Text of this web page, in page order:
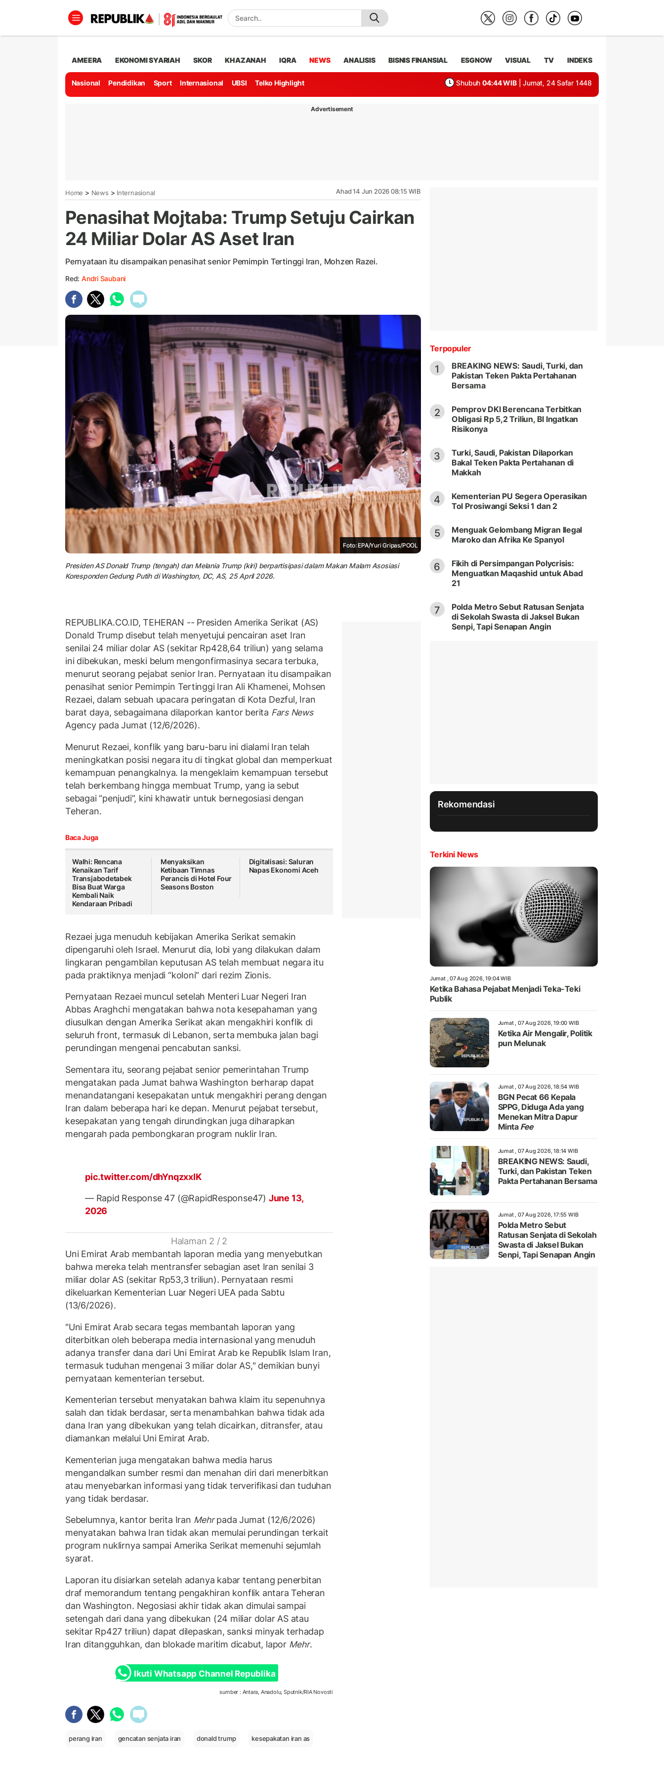
AMEERA EKONOMI SYARIAH SKOR KHAZANAH IQRA NEWS ANALISIS BISNIS FINANSIAL ESGNOW VISUAL TV INDEKS
Nasional Pendidikan Sport Internasional UBSI Telko Highlight Shubuh 04:44 WIB | Jumat, 24 Safar 1448
Advertisement
Home > News > Internasional Ahad 14 Jun 2026 08:15 WIB
Penasihat Mojtaba: Trump Setuju Cairkan
24 Miliar Dolar AS Aset Iran
Pernyataan itu disampaikan penasihat senior Pemimpin Tertinggi Iran, Mohzen Razei.
Red: Andri Saubani
Foto: EPA/Yuri Gripas/POOL
Presiden AS Donald Trump (tengah) dan Melania Trump (kiri) berpartisipasi dalam Makan Malam Asosiasi
Koresponden Gedung Putih di Washington, DC, AS, 25 April 2026.
REPUBLIKA.CO.ID, TEHERAN -- Presiden Amerika Serikat (AS)
Donald Trump disebut telah menyetujui pencairan aset Iran
senilai 24 miliar dolar AS (sekitar Rp428,64 triliun) yang selama
ini dibekukan, meski belum mengonfirmasinya secara terbuka,
menurut seorang pejabat senior Iran. Pernyataan itu disampaikan
penasihat senior Pemimpin Tertinggi Iran Ali Khamenei, Mohsen
Rezaei, dalam sebuah upacara peringatan di Kota Dezful, Iran
barat daya, sebagaimana dilaporkan kantor berita Fars News
Agency pada Jumat (12/6/2026).
Menurut Rezaei, konflik yang baru-baru ini dialami Iran telah
meningkatkan posisi negara itu di tingkat global dan memperkuat
kemampuan penangkalnya. Ia mengeklaim kemampuan tersebut
telah berkembang hingga membuat Trump, yang ia sebut
sebagai “penjudi”, kini khawatir untuk bernegosiasi dengan
Teheran.
Baca Juga
Walhi: Rencana
Kenaikan Tarif
Transjabodetabek
Bisa Buat Warga
Kembali Naik
Kendaraan Pribadi
Menyaksikan
Ketibaan Timnas
Perancis di Hotel Four
Seasons Boston
Digitalisasi: Saluran
Napas Ekonomi Aceh
Rezaei juga menuduh kebijakan Amerika Serikat semakin
dipengaruhi oleh Israel. Menurut dia, lobi yang dilakukan dalam
lingkaran pengambilan keputusan AS telah membuat negara itu
pada praktiknya menjadi “koloni” dari rezim Zionis.
Pernyataan Rezaei muncul setelah Menteri Luar Negeri Iran
Abbas Araghchi mengatakan bahwa nota kesepahaman yang
diusulkan dengan Amerika Serikat akan mengakhiri konflik di
seluruh front, termasuk di Lebanon, serta membuka jalan bagi
perundingan mengenai pencabutan sanksi.
Sementara itu, seorang pejabat senior pemerintahan Trump
mengatakan pada Jumat bahwa Washington berharap dapat
menandatangani kesepakatan untuk mengakhiri perang dengan
Iran dalam beberapa hari ke depan. Menurut pejabat tersebut,
kesepakatan yang tengah dirundingkan juga diharapkan
mengarah pada pembongkaran program nuklir Iran.
pic.twitter.com/dhYnqzxxlK
— Rapid Response 47 (@RapidResponse47) June 13,
2026
Halaman 2 / 2
Uni Emirat Arab membantah laporan media yang menyebutkan
bahwa mereka telah mentransfer sebagian aset Iran senilai 3
miliar dolar AS (sekitar Rp53,3 triliun). Pernyataan resmi
dikeluarkan Kementerian Luar Negeri UEA pada Sabtu
(13/6/2026).
"Uni Emirat Arab secara tegas membantah laporan yang
diterbitkan oleh beberapa media internasional yang menuduh
adanya transfer dana dari Uni Emirat Arab ke Republik Islam Iran,
termasuk tuduhan mengenai 3 miliar dolar AS," demikian bunyi
pernyataan kementerian tersebut.
Kementerian tersebut menyatakan bahwa klaim itu sepenuhnya
salah dan tidak berdasar, serta menambahkan bahwa tidak ada
dana Iran yang dibekukan yang telah dicairkan, ditransfer, atau
diamankan melalui Uni Emirat Arab.
Kementerian juga mengatakan bahwa media harus
mengandalkan sumber resmi dan menahan diri dari menerbitkan
atau menyebarkan informasi yang tidak terverifikasi dan tuduhan
yang tidak berdasar.
Sebelumnya, kantor berita Iran Mehrpada Jumat (12/6/2026)
menyatakan bahwa Iran tidak akan memulai perundingan terkait
program nuklirnya sampai Amerika Serikat memenuhi sejumlah
syarat.
Laporan itu disiarkan setelah adanya kabar tentang penerbitan
draf memorandum tentang pengakhiran konflik antara Teheran
dan Washington. Negosiasi akhir tidak akan dimulai sampai
setengah dari dana yang dibekukan (24 miliar dolar AS atau
sekitar Rp427 triliun) dapat dilepaskan, sanksi minyak terhadap
Iran ditangguhkan, dan blokade maritim dicabut, lapor Mehr.
Ikuti Whatsapp Channel Republika
sumber : Antara, Anadolu, Sputnik/RIA Novosti
perang iran gencatan senjata iran donald trump kesepakatan iran as
Terpopuler
1
BREAKING NEWS: Saudi, Turki, dan
Pakistan Teken Pakta Pertahanan
Bersama
2
Pemprov DKI Berencana Terbitkan
Obligasi Rp 5,2 Triliun, BI Ingatkan
Risikonya
3
Turki, Saudi, Pakistan Dilaporkan
Bakal Teken Pakta Pertahanan di
Makkah
4
Kementerian PU Segera Operasikan
Tol Prosiwangi Seksi 1 dan 2
5
Menguak Gelombang Migran Ilegal
Maroko dan Afrika Ke Spanyol
6
Fikih di Persimpangan Polycrisis:
Menguatkan Maqashid untuk Abad
21
7
Polda Metro Sebut Ratusan Senjata
di Sekolah Swasta di Jaksel Bukan
Senpi, Tapi Senapan Angin
Rekomendasi
Terkini News
Jumat , 07 Aug 2026, 19:04 WIB
Ketika Bahasa Pejabat Menjadi Teka-Teki
Publik
Jumat , 07 Aug 2026, 19:00 WIB
Ketika Air Mengalir, Politik
pun Melunak
Jumat , 07 Aug 2026, 18:54 WIB
BGN Pecat 66 Kepala
SPPG, Diduga Ada yang
Menekan Mitra Dapur
Minta Fee
Jumat , 07 Aug 2026, 18:14 WIB
BREAKING NEWS: Saudi,
Turki, dan Pakistan Teken
Pakta Pertahanan Bersama
Jumat , 07 Aug 2026, 17:55 WIB
Polda Metro Sebut
Ratusan Senjata di Sekolah
Swasta di Jaksel Bukan
Senpi, Tapi Senapan Angin